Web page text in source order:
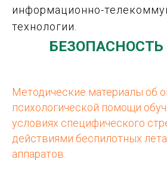
информационно-
технологии.
Методические материалы об
психологической помощи
условиях специфического
действиями беспилотных
аппаратов.